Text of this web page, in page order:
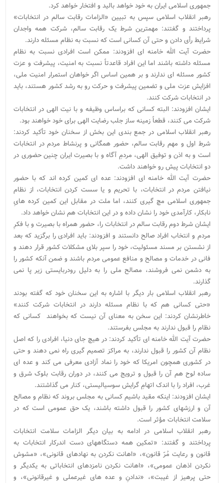
جمهوری اسلامی ایران به خود خواهد بالید و افتخار خواهد کرد.
رهبر انقلاب اسلامی سپس به تبیین «الزامات رقابت سالم در انتخابات»
پرداختند و گفتند: مهمترین شرط یک رقابت سالم، شرکت همه واجدان
شرایط رأی دادن و حتی آن کسانی است که نسبت به نظام مسئله دارند.
حضرت آیت الله خامنه ای افزودند: ممکن است افرادی نسبت به نظام
مسئله داشته باشند اما این افراد قاعدتاً نسبت به امنیت، پیشرفت و عزت
کشور مسئله ای ندارند و بر همین اساس اگر خواهان استمرار امنیت ملی،
افزایش عزت ملی و تضمین پیشرفت و حرکت رو به رشد کشور هستند، باید
در انتخابات شرکت کنند.
ایشان افزودند: البته کسانی که براساس وظیفه و با نیت الهی در انتخابات
شرکت می کنند، قطعاً زمینه ساز جلب رضایت الهی برای خود خواهند بود.
رهبر انقلاب اسلامی در جمع بندی این بخش از سخنان خود تأکید کردند:
شرط اول و مهم رقابت سالم، حضور همگانی و پرنشاط مردم در انتخابات
است و به اذن و توفیق الهی، مردمِ آگاه و با بصیرت ایران چنین حضوری در
دو انتخابات پیش رو خواهند داشت.
حضرت آیت الله خامنه ای افزودند: عده ای کمین کرده اند که با حضور
نیافتن مردم در انتخابات، با تحریم و یا سست کردن انتخابات، از نظام
جمهوری اسلامی مچ گیری کنند، اما ملت در مقابل این کمین کرده هایِ
نابکار، کارآمدی خود را نشان داده و در این انتخابات هم نشان خواهد داد.
ایشان شرط دوم رقابت سالم در انتخابات را، حضور همراه با بصیرت و با فکرِ
مردم و انتخاب افراد صالح دانستند و افزودند: باید افرادی را برگزید که بعد
از نشستن بر مسند مسئولیت، خود را سپر بلای مشکلات کشور قرار دهند و
فانی در خدمات و مصالح و منافع عمومی مردم باشند و ضمن آنکه کشور را
به دشمن نمی فروشند، مصالح ملی را به دلیل رودربایستی زیر پا نمی
گذارند.
رهبر انقلاب اسلامی بار دیگر با اشاره به این سخنان خود که گفته بودند
«حتی کسانی هم که با نظام مسئله دارند در انتخابات شرکت کنند»
خاطرنشان کردند: این سخن به معنای آن نیست که بخواهند کسانی که
نظام را قبول ندارند به مجلس بفرستند.
حضرت آیت الله خامنه ای تأکید کردند: در هیچ جای دنیا، افرادی را که اصل
نظام آن کشور را قبول ندارند، به مراکز تصمیم گیری راه نمی دهند و حتی
در کشوری همچون امریکا که خود را نماد آزادی معرفی می کند و عده ای
ساده لوح هم آن را قبول و ترویج می کنند، در دوران رقابت بلوک شرق و
غرب، افراد را با اندک اتهامِ گرایش سوسیالیستی، کنار می گذاشتند.
ایشان افزودند: اینکه مقید باشیم کسانی به مجلس بروند که نظام و مصالح
آن و ارزشهای کشور را قبول داشته باشند، یک حق عمومی است که در
سلامت انتخابات مؤثر است.
رهبر انقلاب اسلامی در ادامه به بیان دیگر الزامات سلامت انتخابات
پرداختند و گفتند: «تمکین همه دستگاههای دست اندرکار انتخابات به
قانون و رعایت مُرّ قانون»، «اهانت نکردن به نهادهای قانونی»، «مشوش
نکردن اذهان عمومی»، «اهانت نکردن نامزدهای انتخاباتی به یکدیگر و
حتی پرهیز از غیبت»، «ندادنِ و عده های غیرعملی و غیرقانونی»، و